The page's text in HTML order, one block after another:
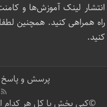
انتشار لینک‌ آموزش‌ها و
راه همراهی کنید. همچنین لطفا
کنید.
پرسش و